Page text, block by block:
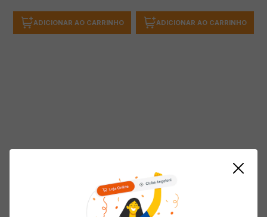
ADICIONAR AO CARRINHO ADICIONAR AO CARRINHO